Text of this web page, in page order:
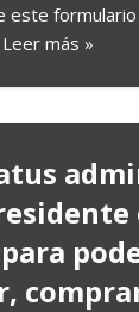
este formulario
Leer más »